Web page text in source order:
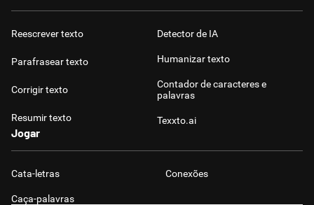
Reescrever texto
Parafrasear texto
Corrigir texto
Resumir texto
Detector de IA
Humanizar texto
Contador de caracteres e
palavras
Texxto.ai
Jogar
Cata-letras Conexões
Caça-palavras